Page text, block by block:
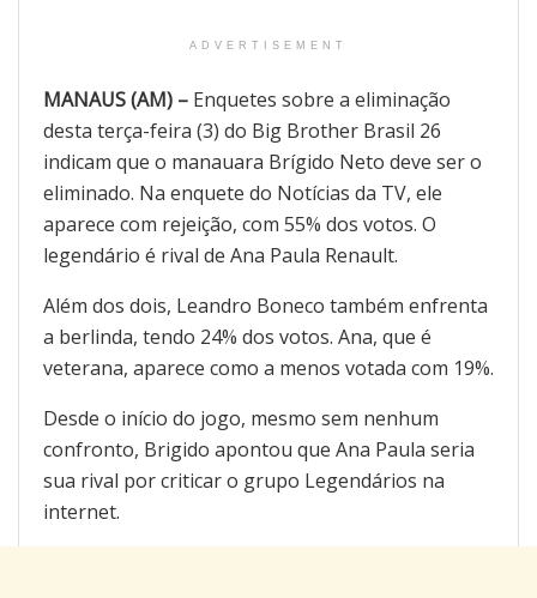
ADVERTISEMENT
MANAUS (AM) – Enquetes sobre a eliminação
desta terça-feira (3) do Big Brother Brasil 26
indicam que o manauara Brígido Neto deve ser o
eliminado. Na enquete do Notícias da TV, ele
aparece com rejeição, com 55% dos votos. O
legendário é rival de Ana Paula Renault.
Além dos dois, Leandro Boneco também enfrenta
a berlinda, tendo 24% dos votos. Ana, que é
veterana, aparece como a menos votada com 19%.
Desde o início do jogo, mesmo sem nenhum
confronto, Brigido apontou que Ana Paula seria
sua rival por criticar o grupo Legendários na
internet.